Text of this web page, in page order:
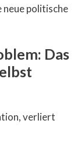
neue politische
Das
verliert